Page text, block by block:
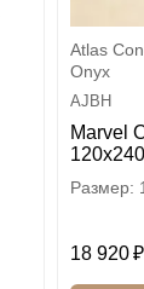
Atlas
Onyx
AJBH
Marvel
18 920